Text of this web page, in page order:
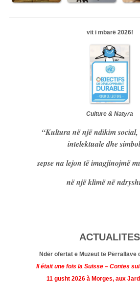
vit i mbarë 2026!
Culture & Natyra
“Kultura në një ndikim social,
intelektuale dhe
sepse na lejon të imagjinojmë
në një klimë në
ACTUALITES
Ndër ofertat e Muzeut të Përrallave
Il était une fois la Suisse – Contes
11 gusht 2026 à Morges, aux